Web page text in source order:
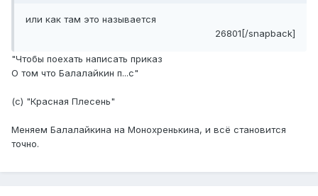
или как там это называется
26801[/snapback]
"Чтобы поехать написать приказ
О том что Балалайкин п...с"
(с) "Красная Плесень"
Меняем Балалайкина на Монохренькина, и всё становится
точно.